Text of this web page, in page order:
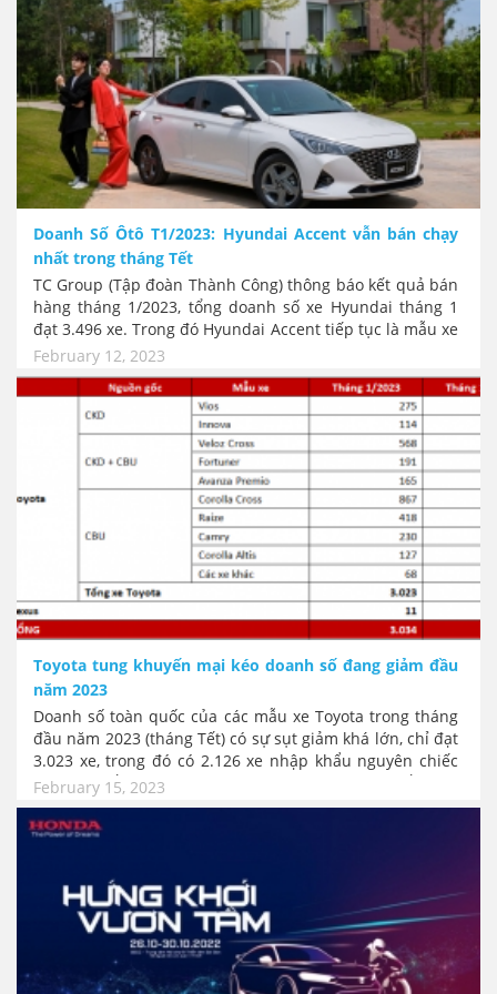
Doanh Số Ôtô T1/2023: Hyundai Accent vẫn bán chạy
nhất trong tháng Tết
TC Group (Tập đoàn Thành Công) thông báo kết quả bán
hàng tháng 1/2023, tổng doanh số xe Hyundai tháng 1
đạt 3.496 xe. Trong đó Hyundai Accent tiếp tục là mẫu xe
có số lượng bán hàng tốt nhất tháng 1 với 1.024 xe đến
tay khách hàng, bất chấp tháng Tết vốn bị hạn chế về
doanh số.
February 12, 2023
Toyota tung khuyến mại kéo doanh số đang giảm đầu
năm 2023
Doanh số toàn quốc của các mẫu xe Toyota trong tháng
đầu năm 2023 (tháng Tết) có sự sụt giảm khá lớn, chỉ đạt
3.023 xe, trong đó có 2.126 xe nhập khẩu nguyên chiếc
và 897 xe lắp ráp trong nước. Mặc dù vậy lí do ngắn hạn
vì Tết có vẻ không ảnh hưởng nặng tới khả năng kinh
doanh của hãng, vì nhiều mẫu xe Toyota vẫn đứng đầu
February 15, 2023